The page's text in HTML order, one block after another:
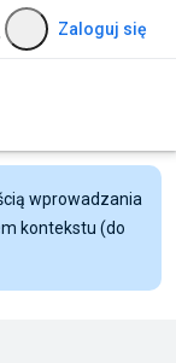
Zaloguj się
wprowadzania
kontekstu (do